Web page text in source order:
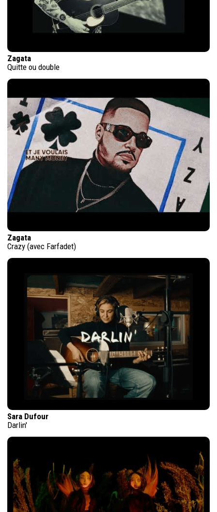
Zagata
Quitte ou double
Zagata
Crazy (avec Farfadet)
Sara Dufour
Darlin'